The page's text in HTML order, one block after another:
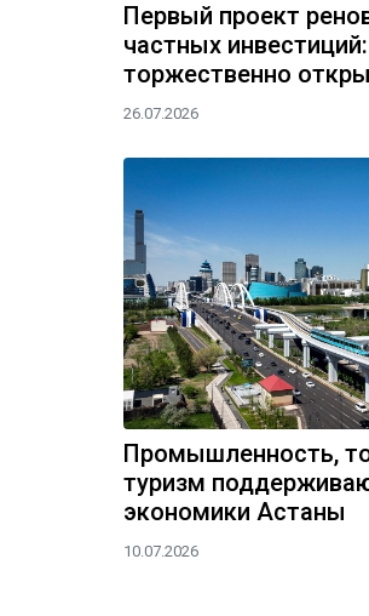
Первый проект
частных
торжественно
26.07.2026
Промышленность,
туризм
экономики Астаны
10.07.2026